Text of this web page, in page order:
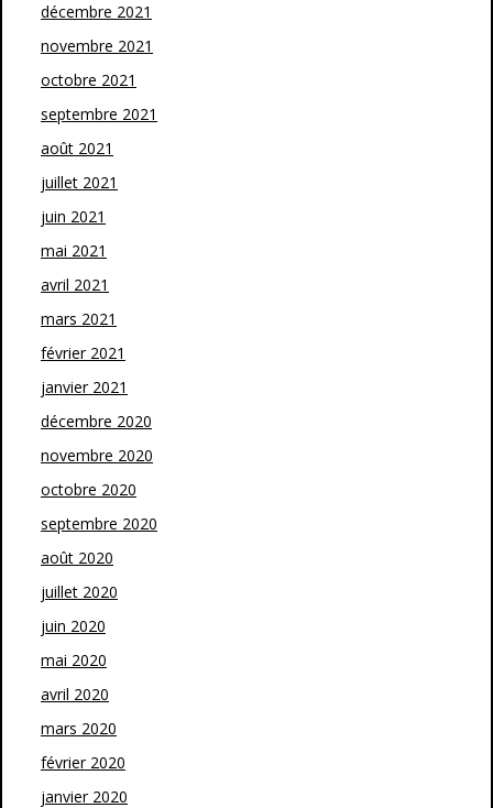
décembre 2021
novembre 2021
octobre 2021
septembre 2021
août 2021
juillet 2021
juin 2021
mai 2021
avril 2021
mars 2021
février 2021
janvier 2021
décembre 2020
novembre 2020
octobre 2020
septembre 2020
août 2020
juillet 2020
juin 2020
mai 2020
avril 2020
mars 2020
février 2020
janvier 2020